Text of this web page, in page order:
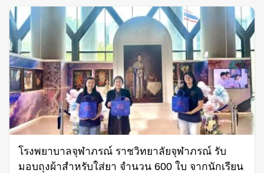
โรงพยาบาลจุฬาภรณ์ ราชวิทยาลัยจุฬาภรณ์ รับ
มอบถุงผ้าสำหรับใส่ยา จำนวน 600 ใบ จากนักเรียน